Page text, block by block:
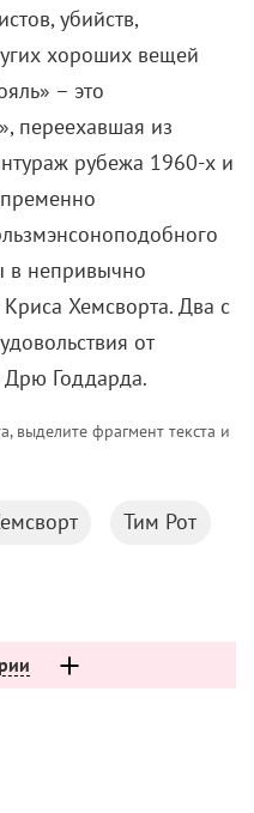
убийств,
хороших вещей
– это
переехавшая из
рубежа 1960-х и
в непривычно
Хемсворта. Два с
от
Дрю Годдарда.
выделите фрагмент текста и
Тим Рот